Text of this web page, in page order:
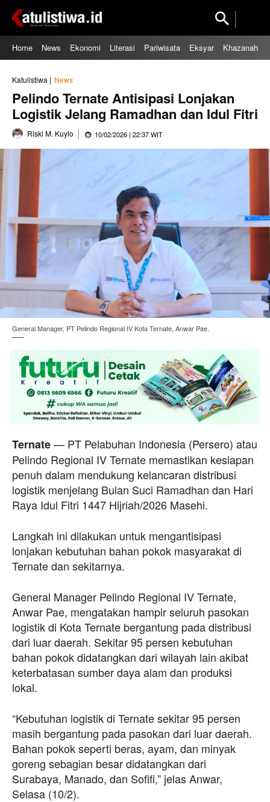
Home News Ekonomi Literasi Pariwisata Eksyar Khazanah
Katulistiwa | News
Pelindo Ternate Antisipasi Lonjakan
Logistik Jelang Ramadhan dan Idul Fitri
Riski M. Kuylo 10/02/2026 | 22:37 WIT
General Manager, PT Pelindo Regional IV Kota Ternate, Anwar Pae.
Ternate— PT Pelabuhan Indonesia (Persero) atau
Pelindo Regional IV Ternate memastikan kesiapan
penuh dalam mendukung kelancaran distribusi
logistik menjelang Bulan Suci Ramadhan dan Hari
Raya Idul Fitri 1447 Hijriah/2026 Masehi.
Langkah ini dilakukan untuk mengantisipasi
lonjakan kebutuhan bahan pokok masyarakat di
Ternate dan sekitarnya.
General Manager Pelindo Regional IV Ternate,
Anwar Pae, mengatakan hampir seluruh pasokan
logistik di Kota Ternate bergantung pada distribusi
dari luar daerah. Sekitar 95 persen kebutuhan
bahan pokok didatangkan dari wilayah lain akibat
keterbatasan sumber daya alam dan produksi
lokal.
“Kebutuhan logistik di Ternate sekitar 95 persen
masih bergantung pada pasokan dari luar daerah.
Bahan pokok seperti beras, ayam, dan minyak
goreng sebagian besar didatangkan dari
Surabaya, Manado, dan Sofifi,” jelas Anwar,
Selasa (10/2).